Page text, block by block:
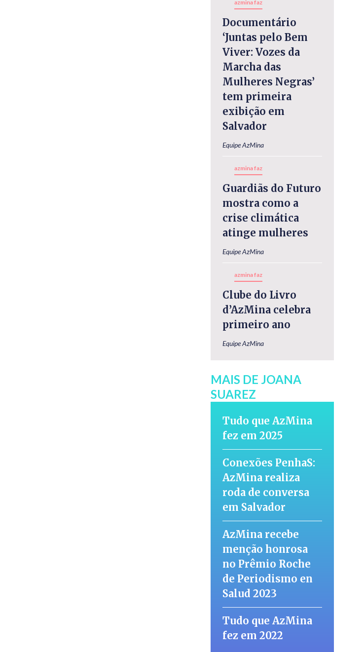
azmina faz
Documentário
‘Juntas pelo Bem
Viver: Vozes da
Marcha das
Mulheres Negras’
tem primeira
exibição em
Salvador
Equipe AzMina
azmina faz
Guardiãs do Futuro
mostra como a
crise climática
atinge mulheres
Equipe AzMina
azmina faz
Clube do Livro
d’AzMina celebra
primeiro ano
Equipe AzMina
MAIS DE JOANA
SUAREZ
Tudo que AzMina
fez em 2025
Conexões PenhaS:
AzMina realiza
roda de conversa
em Salvador
AzMina recebe
menção honrosa
no Prêmio Roche
de Periodismo en
Salud 2023
Tudo que AzMina
fez em 2022